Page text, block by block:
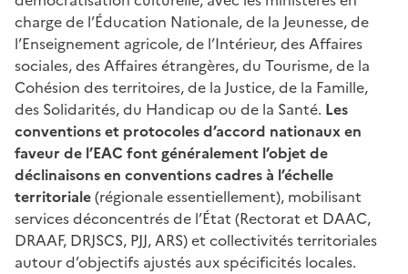
charge de l’Éducation Nationale, de la Jeunesse, de
l’Enseignement agricole, de l’Intérieur, des Affaires
sociales, des Affaires étrangères, du Tourisme, de la
Cohésion des territoires, de la Justice, de la Famille,
des Solidarités, du Handicap ou de la Santé. Les
conventions et protocoles d’accord nationaux en
faveur de l’EAC font généralement l’objet de
déclinaisons en conventions cadres à l’échelle
territoriale(régionale essentiellement), mobilisant
services déconcentrés de l’État (Rectorat et DAAC,
DRAAF, DRJSCS, PJJ, ARS) et collectivités territoriales
autour d’objectifs ajustés aux spécificités locales.